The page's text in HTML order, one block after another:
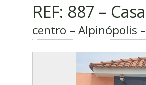
REF: 887 –
centro – Alpinópolis